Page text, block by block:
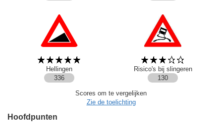
Hellingen
Risico's bij slingeren
336
130
Scores om te vergelijken
Zie de toelichting
Hoofdpunten